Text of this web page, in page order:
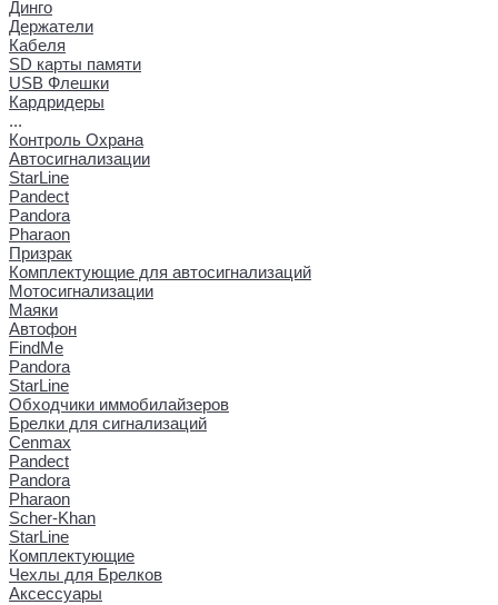
Динго
Держатели
Кабеля
SD карты памяти
USB Флешки
Кардридеры
...
Контроль Охрана
Автосигнализации
StarLine
Pandect
Pandora
Pharaon
Призрак
Комплектующие для автосигнализаций
Мотосигнализации
Маяки
Автофон
FindMe
Pandora
StarLine
Обходчики иммобилайзеров
Брелки для сигнализаций
Cenmax
Pandect
Pandora
Pharaon
Scher-Khan
StarLine
Комплектующие
Чехлы для Брелков
Аксессуары